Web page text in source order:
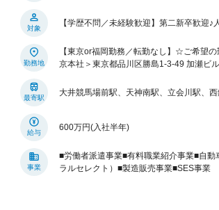
対象
【学歴不問／未経験歓迎】第二新卒歓迎♪
勤務地
【東京or福岡勤務／転勤なし】☆ご希望
京本社＞東京都品川区勝島1-3-49 加瀬ビル
最寄駅
大井競馬場前駅、天神南駅、立会川駅、
給与
600万円(入社半年)
事業
■労働者派遣事業■有料職業紹介事業■自
ラルセレクト）■製造販売事業■SES事業